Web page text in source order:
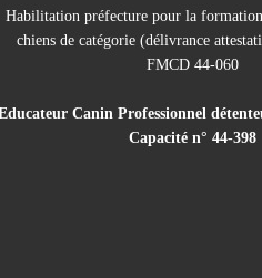
Habilitation préfecture pour la formation
chiens de catégorie (délivrance
FMCD 44-060
Canin Professionnel
Capacité n° 44-398